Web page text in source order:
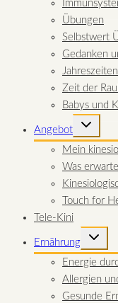
Übungen
Selbstwert
Gedanken
Jahreszeiten
Zeit der
Babys und
Angebot
Mein
Was
Touch for
Tele-Kini
Ernährung
Energie
Allergien
Gesunde